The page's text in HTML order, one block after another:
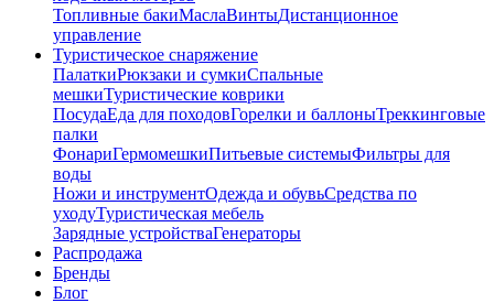
Топливные бакиМаслаВинтыДистанционное
управление
Туристическое снаряжение
ПалаткиРюкзаки и сумкиСпальные
мешкиТуристические коврики
ПосудаЕда для походовГорелки и баллоныТреккинговые
палки
ФонариГермомешкиПитьевые системыФильтры для
воды
Ножи и инструментОдежда и обувьСредства по
уходуТуристическая мебель
Зарядные устройстваГенераторы
Распродажа
Бренды
Блог